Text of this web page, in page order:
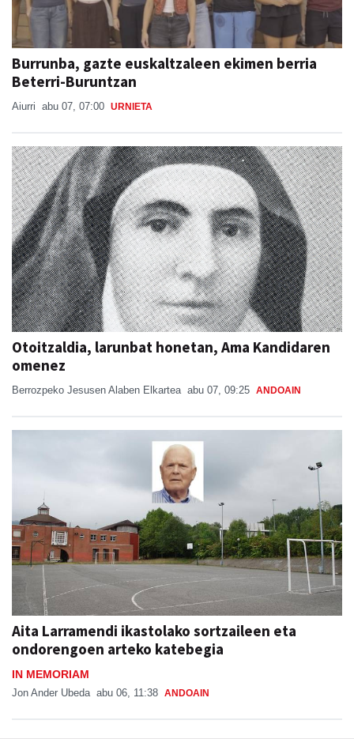
Burrunba, gazte euskaltzaleen ekimen berria
Beterri-Buruntzan
Aiurri abu 07, 07:00 URNIETA
Otoitzaldia, larunbat honetan, Ama Kandidaren
omenez
Berrozpeko Jesusen Alaben Elkartea abu 07, 09:25 ANDOAIN
Aita Larramendi ikastolako sortzaileen eta
ondorengoen arteko katebegia
IN MEMORIAM
Jon Ander Ubeda abu 06, 11:38 ANDOAIN